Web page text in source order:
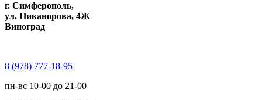
г. Симферополь,
ул. Никанорова, 4Ж
Виноград
8 (978) 777-18-95
пн-вс 10-00 до 21-00